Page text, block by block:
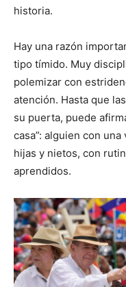
historia.
Hay una razón
tipo tímido. Muy
polemizar con
atención. Hasta que
su puerta, puede
casa”: alguien con
hijas y nietos, con
aprendidos.